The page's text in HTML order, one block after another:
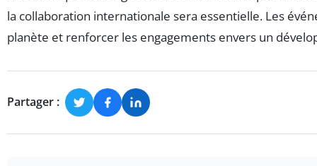
la collaboration internationale sera essentielle. Les
planète et renforcer les engagements envers un
Partager :